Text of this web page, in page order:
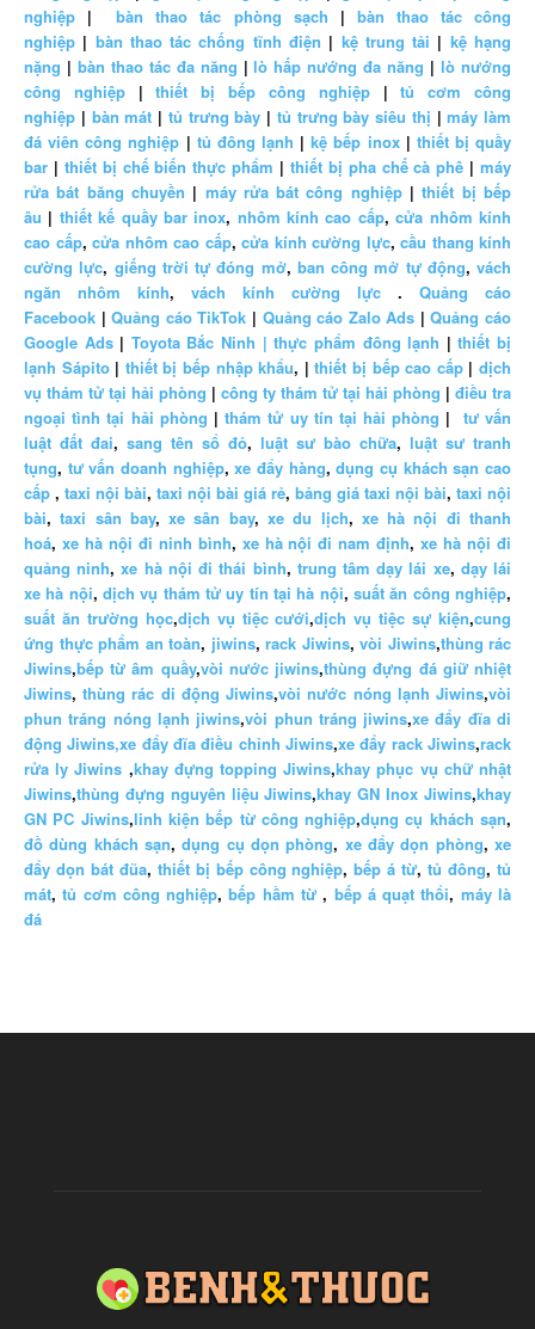
nghiệp |bàn thao tác phòng sạch | bàn thao tác công
nghiệp | bàn thao tác chống tĩnh điện | kệ trung tải | kệ hạng
nặng | bàn thao tác đa năng |lò hấp nướng đa năng |lò nướng
công nghiệp|thiết bị bếp công nghiệp|tủ cơm công
nghiệp | bàn mát | tủ trưng bày | tủ trưng bày siêu thị |máy làm
đá viên công nghiệp | tủ đông lạnh |kệ bếp inox| thiết bị quầy
bar | thiết bị chế biến thực phẩm | thiết bị pha chế cà phê | máy
rửa bát băng chuyền | máy rửa bát công nghiệp|thiết bị bếp
âu | thiết kế quầy bar inox, nhôm kính cao cấp,cửa nhôm kính
cao cấp, cửa nhôm cao cấp, cửa kính cường lực, cầu thang kính
cường lực, giếng trời tự đóng mở, ban công mở tự động, vách
ngăn nhôm kính, vách kính cường lực . Quảng cáo
Facebook |Quảng cáo TikTok | Quảng cáo Zalo Ads |Quảng cáo
Google Ads| Toyota Bắc Ninh | thực phẩm đông lạnh |thiết bị
lạnh Sápito | thiết bị bếp nhập khẩu, |thiết bị bếp cao cấp|dịch
vụ thám tử tại hải phòng | công ty thám tử tại hải phòng | điều tra
ngoại tình tại hải phòng |thám tử uy tín tại hải phòng | tư vấn
luật đất đai, sang tên sổ đỏ, luật sư bào chữa, luật sư tranh
tụng, tư vấn doanh nghiệp,xe đẩy hàng,dụng cụ khách sạn cao
cấp , taxi nội bài, taxi nội bài giá rẻ, bảng giá taxi nội bài, taxi nội
bài,taxi sân bay,xe sân bay,xe du lịch, xe hà nội đi thanh
hoá, xe hà nội đi ninh bình, xe hà nội đi nam định,xe hà nội đi
quảng ninh,xe hà nội đi thái bình, trung tâm dạy lái xe, dạy lái
xe hà nội,dịch vụ thám tử uy tín tại hà nội,suất ăn công nghiệp,
suất ăn trường học,dịch vụ tiệc cưới,dịch vụ tiệc sự kiện,cung
ứng thực phẩm an toàn, jiwins, rack Jiwins, vòi Jiwins,thùng rác
Jiwins,bếp từ âm quầy,vòi nước jiwins,thùng đựng đá giữ nhiệt
Jiwins,thùng rác di động Jiwins,vòi nước nóng lạnh Jiwins,vòi
phun tráng nóng lạnh jiwins,vòi phun tráng jiwins,xe đẩy đĩa di
động Jiwins,xe đẩy đĩa điều chỉnh Jiwins,xe đẩy rack Jiwins,rack
rửa ly Jiwins ,khay đựng topping Jiwins,khay phục vụ chữ nhật
Jiwins,thùng đựng nguyên liệu Jiwins,khay GN Inox Jiwins,khay
GN PC Jiwins,linh kiện bếp từ công nghiệp,dụng cụ khách sạn,
đồ dùng khách sạn,dụng cụ dọn phòng, xe đẩy dọn phòng,xe
đẩy dọn bát đũa, thiết bị bếp công nghiệp,bếp á từ,tủ đông,tủ
mát,tủ cơm công nghiệp,bếp hầm từ , bếp á quạt thổi, máy là
đá